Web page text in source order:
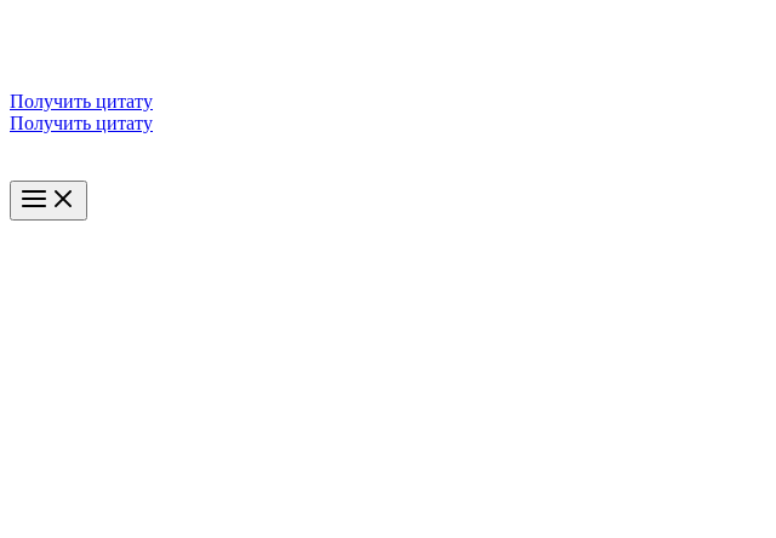
Получить цитату
Получить цитату